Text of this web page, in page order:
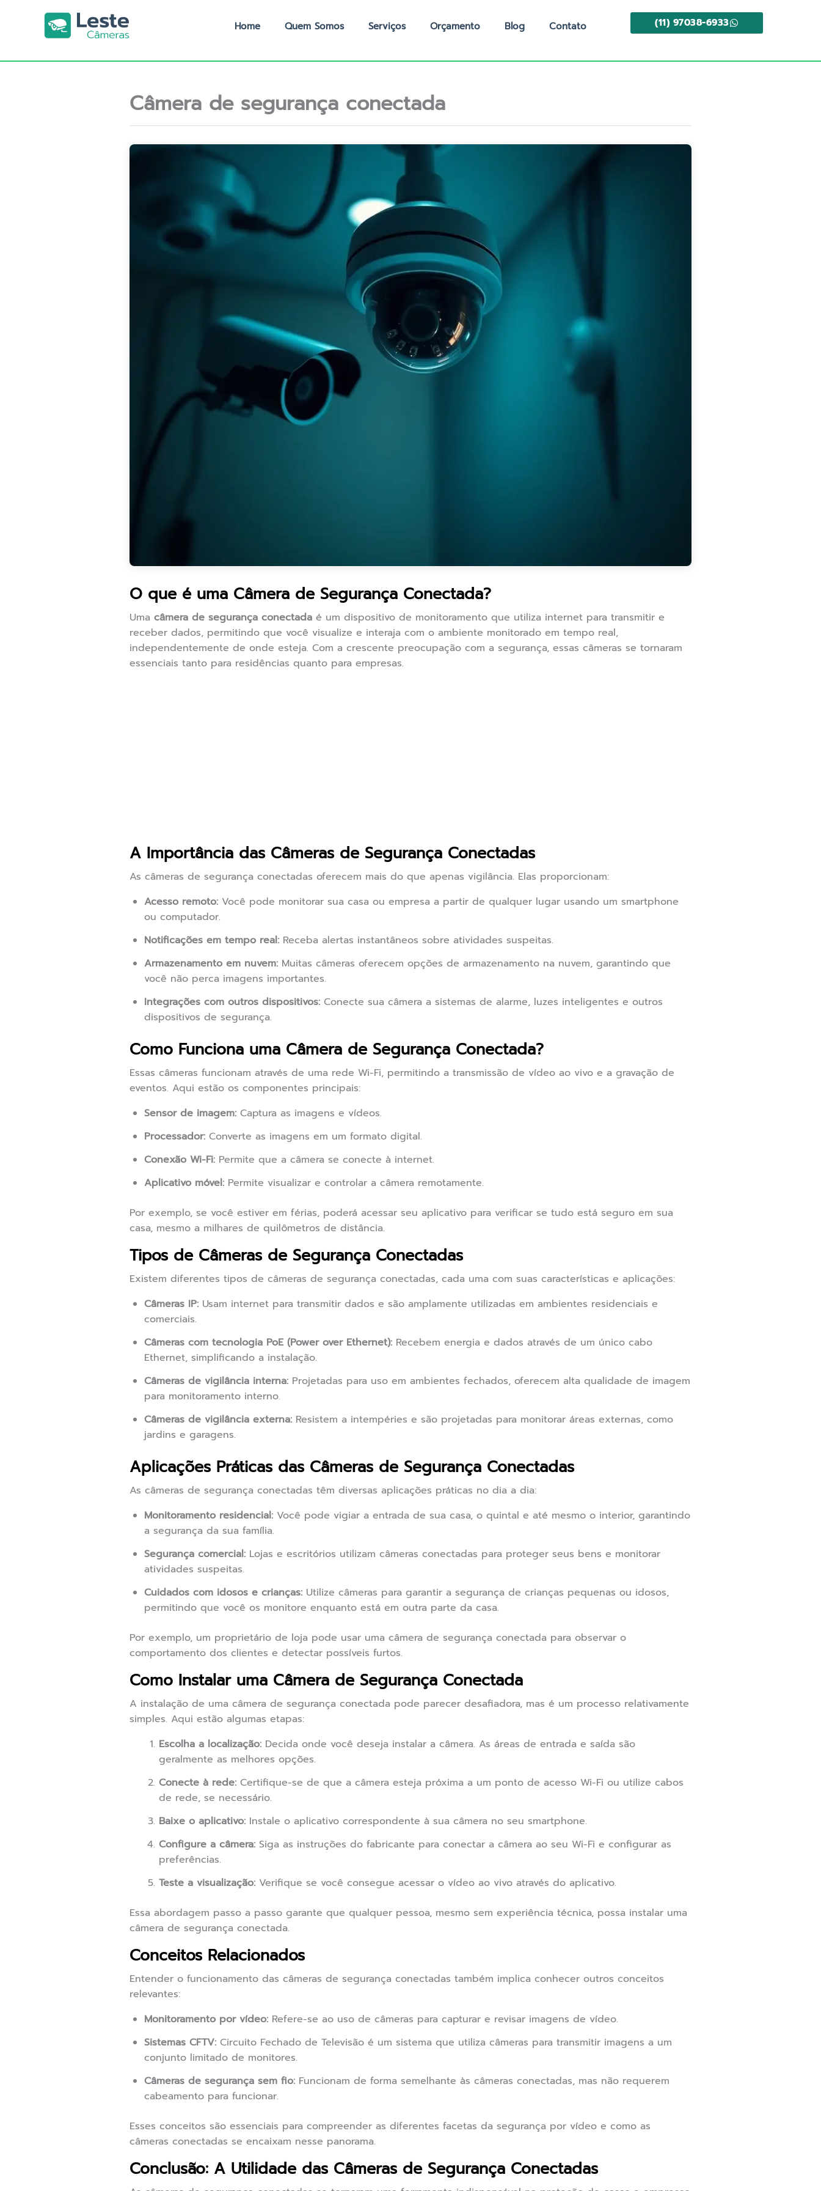
Home Quem Somos Serviços Orçamento Blog Contato (11) 97038-6933
Câmera de segurança conectada
O que é uma Câmera de Segurança Conectada?
Uma câmera de segurança conectada é um dispositivo de monitoramento que utiliza internet para transmitir e
receber dados, permitindo que você visualize e interaja com o ambiente monitorado em tempo real,
independentemente de onde esteja. Com a crescente preocupação com a segurança, essas câmeras se tornaram
essenciais tanto para residências quanto para empresas.
A Importância das Câmeras de Segurança Conectadas
As câmeras de segurança conectadas oferecem mais do que apenas vigilância. Elas proporcionam:
Acesso remoto: Você pode monitorar sua casa ou empresa a partir de qualquer lugar usando um smartphone
ou computador.
Notificações em tempo real: Receba alertas instantâneos sobre atividades suspeitas.
Armazenamento em nuvem: Muitas câmeras oferecem opções de armazenamento na nuvem, garantindo que
você não perca imagens importantes.
Integrações com outros dispositivos: Conecte sua câmera a sistemas de alarme, luzes inteligentes e outros
dispositivos de segurança.
Como Funciona uma Câmera de Segurança Conectada?
Essas câmeras funcionam através de uma rede Wi-Fi, permitindo a transmissão de vídeo ao vivo e a gravação de
eventos. Aqui estão os componentes principais:
Sensor de imagem: Captura as imagens e vídeos.
Processador: Converte as imagens em um formato digital.
Conexão Wi-Fi: Permite que a câmera se conecte à internet.
Aplicativo móvel: Permite visualizar e controlar a câmera remotamente.
Por exemplo, se você estiver em férias, poderá acessar seu aplicativo para verificar se tudo está seguro em sua
casa, mesmo a milhares de quilômetros de distância.
Tipos de Câmeras de Segurança Conectadas
Existem diferentes tipos de câmeras de segurança conectadas, cada uma com suas características e aplicações:
Câmeras IP: Usam internet para transmitir dados e são amplamente utilizadas em ambientes residenciais e
comerciais.
Câmeras com tecnologia PoE (Power over Ethernet): Recebem energia e dados através de um único cabo
Ethernet, simplificando a instalação.
Câmeras de vigilância interna: Projetadas para uso em ambientes fechados, oferecem alta qualidade de imagem
para monitoramento interno.
Câmeras de vigilância externa: Resistem a intempéries e são projetadas para monitorar áreas externas, como
jardins e garagens.
Aplicações Práticas das Câmeras de Segurança Conectadas
As câmeras de segurança conectadas têm diversas aplicações práticas no dia a dia:
Monitoramento residencial: Você pode vigiar a entrada de sua casa, o quintal e até mesmo o interior, garantindo
a segurança da sua família.
Segurança comercial: Lojas e escritórios utilizam câmeras conectadas para proteger seus bens e monitorar
atividades suspeitas.
Cuidados com idosos e crianças: Utilize câmeras para garantir a segurança de crianças pequenas ou idosos,
permitindo que você os monitore enquanto está em outra parte da casa.
Por exemplo, um proprietário de loja pode usar uma câmera de segurança conectada para observar o
comportamento dos clientes e detectar possíveis furtos.
Como Instalar uma Câmera de Segurança Conectada
A instalação de uma câmera de segurança conectada pode parecer desafiadora, mas é um processo relativamente
simples. Aqui estão algumas etapas:
Escolha a localização: Decida onde você deseja instalar a câmera. As áreas de entrada e saída são
geralmente as melhores opções.
Conecte à rede: Certifique-se de que a câmera esteja próxima a um ponto de acesso Wi-Fi ou utilize cabos
de rede, se necessário.
Baixe o aplicativo: Instale o aplicativo correspondente à sua câmera no seu smartphone.
Configure a câmera: Siga as instruções do fabricante para conectar a câmera ao seu Wi-Fi e configurar as
preferências.
Teste a visualização: Verifique se você consegue acessar o vídeo ao vivo através do aplicativo.
Essa abordagem passo a passo garante que qualquer pessoa, mesmo sem experiência técnica, possa instalar uma
câmera de segurança conectada.
Conceitos Relacionados
Entender o funcionamento das câmeras de segurança conectadas também implica conhecer outros conceitos
relevantes:
Monitoramento por vídeo: Refere-se ao uso de câmeras para capturar e revisar imagens de vídeo.
Sistemas CFTV: Circuito Fechado de Televisão é um sistema que utiliza câmeras para transmitir imagens a um
conjunto limitado de monitores.
Câmeras de segurança sem fio: Funcionam de forma semelhante às câmeras conectadas, mas não requerem
cabeamento para funcionar.
Esses conceitos são essenciais para compreender as diferentes facetas da segurança por vídeo e como as
câmeras conectadas se encaixam nesse panorama.
Conclusão: A Utilidade das Câmeras de Segurança Conectadas